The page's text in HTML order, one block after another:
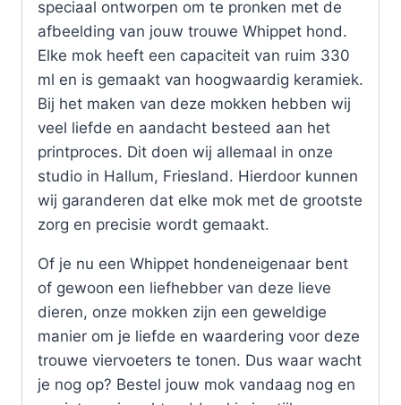
speciaal ontworpen om te pronken met de
afbeelding van jouw trouwe Whippet hond.
Elke mok heeft een capaciteit van ruim 330
ml en is gemaakt van hoogwaardig keramiek.
Bij het maken van deze mokken hebben wij
veel liefde en aandacht besteed aan het
printproces. Dit doen wij allemaal in onze
studio in Hallum, Friesland. Hierdoor kunnen
wij garanderen dat elke mok met de grootste
zorg en precisie wordt gemaakt.
Of je nu een Whippet hondeneigenaar bent
of gewoon een liefhebber van deze lieve
dieren, onze mokken zijn een geweldige
manier om je liefde en waardering voor deze
trouwe viervoeters te tonen. Dus waar wacht
je nog op? Bestel jouw mok vandaag nog en